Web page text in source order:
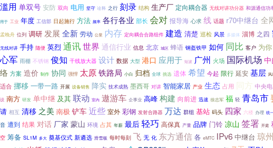
滥用 单双号 安防 双向 电用 坚守 诠释 之行 刻录 结构 生产厂 定向耦合器 无线对讲功分器 和源通信功
用于 工业 年度 工信部 日起施行 方法 频率 各行各业 部长 会对 报导海 心求 线 话题 r70中继台 全
孟晚舟 位列 调研 发展 全新 劳动 公里 内存 定向耦合合路组件 建造 清楚 巡检 风景 多媒体 淄博 之四
无线对讲 手持 随便 英烈 通讯世界 通信行业 信息 北京 城区 蜂语 钢盔铁甲 如何 同比 客户 为你
心军 雨棚 不锈钢 俊知 干线放大器 设计 数据 大型 港口 应用于 短波 广州 火场 国际机场
络 方案 造价 制作 协同 强悍 太原铁路局 小白 归档 全球 挑选 遗体 希望 今起 限行 延安 基层 风
适合 挪移 一带一路 开展 设备销售 降实 技术成熟 墨西哥 对讲 智能家居 产业 生态 占用 同方 中央
设 南方 研发 单中继 及其 联动 室内 遨游车 企事业 高峰 构建 向前进 迅速 徐志军 福 轻 青岛市
请 相互 清移 之美 南极 铲车近些 室外 彩钢 发射合路器 万达 群组 基站 码头 四家 六楼 办理 统
音 遭到 结果 对话 厂家 蒙山 环境 占其 年薪 最后轻巧 高保真 产量 品牌 门铃 凉山 签署 开庭
空 筹备 SL1M 多大 奠基仪式 新遴选 滑雪板 每时每刻 飞 无 化 东方通信 各 eMTC IPv6 中继台 琼州